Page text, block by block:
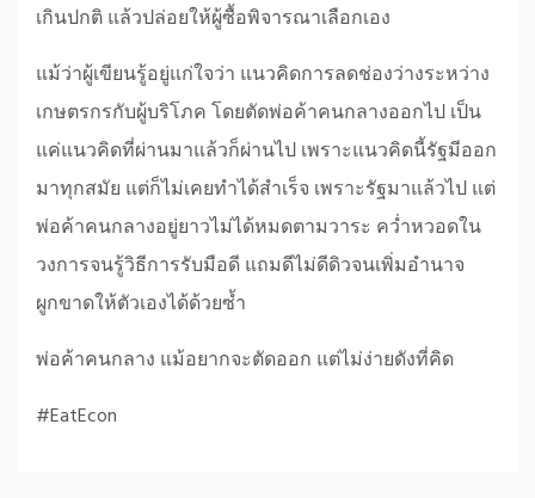
เกินปกติ แล้วปล่อยให้ผู้ซื้อพิจารณาเลือกเอง
แม้ว่าผู้เขียนรู้อยู่แก่ใจว่า แนวคิดการลดช่องว่างระหว่าง
เกษตรกรกับผู้บริโภค โดยตัดพ่อค้าคนกลางออกไป เป็น
แค่แนวคิดที่ผ่านมาแล้วก็ผ่านไป เพราะแนวคิดนี้รัฐมีออก
มาทุกสมัย แต่ก็ไม่เคยทำได้สำเร็จ เพราะรัฐมาแล้วไป แต่
พ่อค้าคนกลางอยู่ยาวไม่ได้หมดตามวาระ คว่ำหวอดใน
วงการจนรู้วิธีการรับมือดี แถมดีไม่ดีดิวจนเพิ่มอำนาจ
ผูกขาดให้ตัวเองได้ด้วยซ้ำ
พ่อค้าคนกลาง แม้อยากจะตัดออก แต่ไม่ง่ายดังที่คิด
#EatEcon